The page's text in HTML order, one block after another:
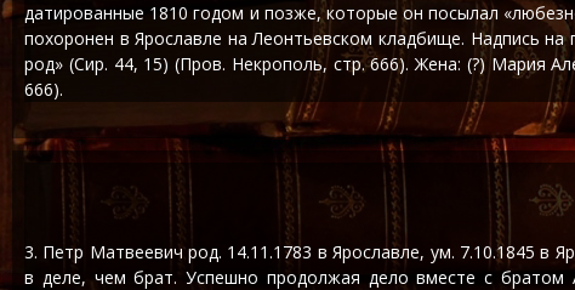
датированные 1810 годом и позже, которые он посылал
похоронен в Ярославле на Леонтьевском кладбище. Надпись
род» (Сир. 44, 15) (Пров. Некрополь, стр. 666). Жена: (?) Мария
666).
3. Петр Матвеевич род. 14.11.1783 в Ярославле, ум. 7.10.1845 в
в деле, чем брат. Успешно продолжая дело вместе с братом